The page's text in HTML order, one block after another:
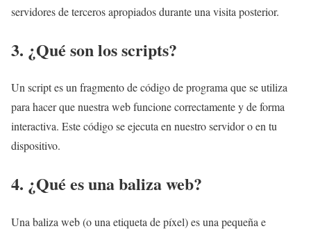
servidores de terceros apropiados durante una visita posterior.
3. ¿Qué son los scripts?
Un script es un fragmento de código de programa que se utiliza
para hacer que nuestra web funcione correctamente y de forma
interactiva. Este código se ejecuta en nuestro servidor o en tu
dispositivo.
4. ¿Qué es una baliza web?
Una baliza web (o una etiqueta de píxel) es una pequeña e